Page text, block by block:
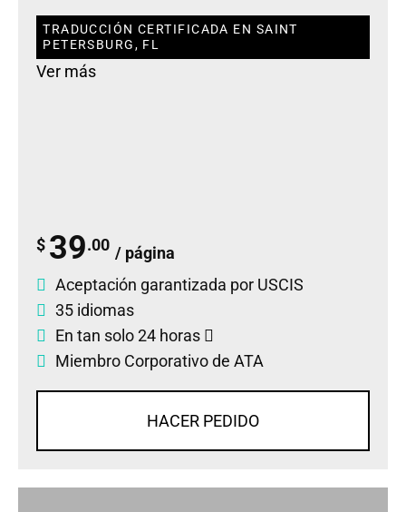
TRADUCCIÓN CERTIFICADA EN SAINT
PETERSBURG, FL
Ver más
$ 39.00 / página
Aceptación garantizada por USCIS
35 idiomas
En tan solo 24 horas
Miembro Corporativo de ATA
HACER PEDIDO